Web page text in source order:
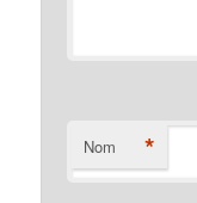
Nom *